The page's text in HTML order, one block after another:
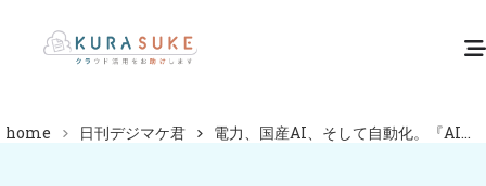
home 日刊デジマケ君 電力、国産AI、そして自動化。『AI...